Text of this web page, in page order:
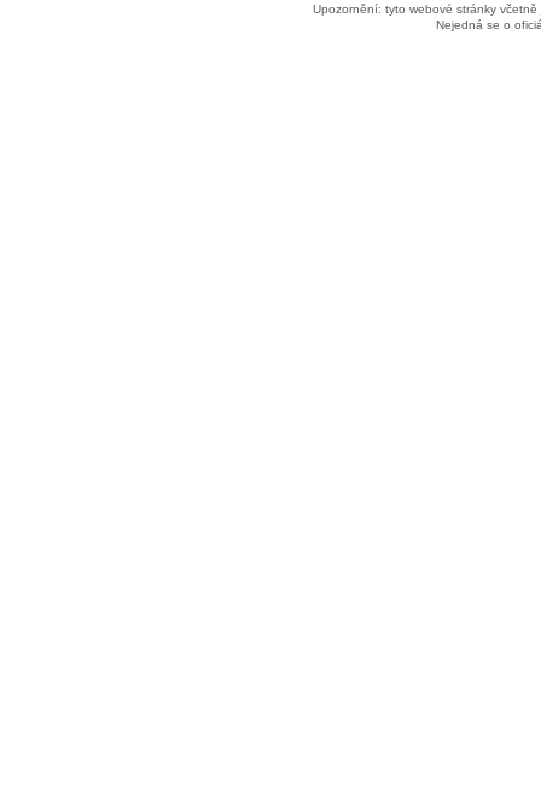
Upozornění: tyto webové stránky
Nejedná se o